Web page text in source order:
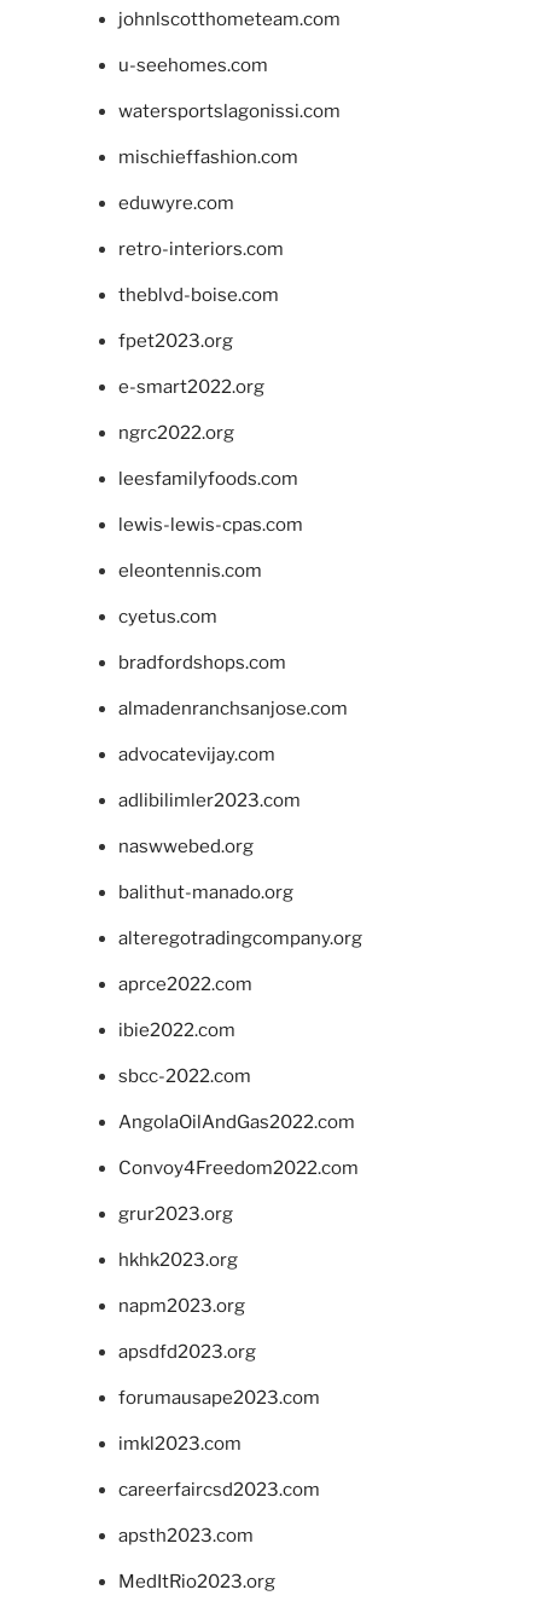
johnlscotthometeam.com
u-seehomes.com
watersportslagonissi.com
mischieffashion.com
eduwyre.com
retro-interiors.com
theblvd-boise.com
fpet2023.org
e-smart2022.org
ngrc2022.org
leesfamilyfoods.com
lewis-lewis-cpas.com
eleontennis.com
cyetus.com
bradfordshops.com
almadenranchsanjose.com
advocatevijay.com
adlibilimler2023.com
naswwebed.org
balithut-manado.org
alteregotradingcompany.org
aprce2022.com
ibie2022.com
sbcc-2022.com
AngolaOilAndGas2022.com
Convoy4Freedom2022.com
grur2023.org
hkhk2023.org
napm2023.org
apsdfd2023.org
forumausape2023.com
imkl2023.com
careerfaircsd2023.com
apsth2023.com
MedItRio2023.org